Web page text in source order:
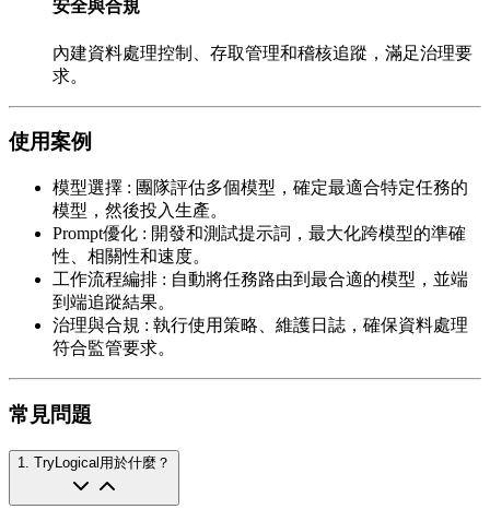
安全與合規
內建資料處理控制、存取管理和稽核追蹤，滿足治理要
求。
使用案例
模型選擇 : 團隊評估多個模型，確定最適合特定任務的
模型，然後投入生產。
Prompt優化 : 開發和測試提示詞，最大化跨模型的準確
性、相關性和速度。
工作流程編排 : 自動將任務路由到最合適的模型，並端
到端追蹤結果。
治理與合規 : 執行使用策略、維護日誌，確保資料處理
符合監管要求。
常見問題
1. TryLogical用於什麼？